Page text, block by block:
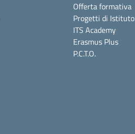
Offerta formativa
Progetti di Istituto
ITS Academy
Erasmus Plus
P.C.T.O.